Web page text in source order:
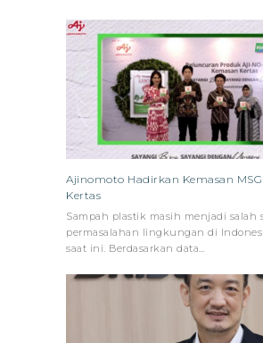
Ajinomoto Hadirkan Kemasan
Kertas
Sampah plastik masih menjadi salah
permasalahan lingkungan di
saat ini. Berdasarkan data…